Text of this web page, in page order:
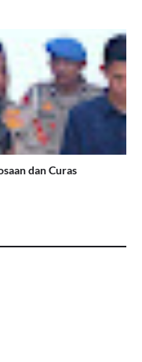
dan Curas